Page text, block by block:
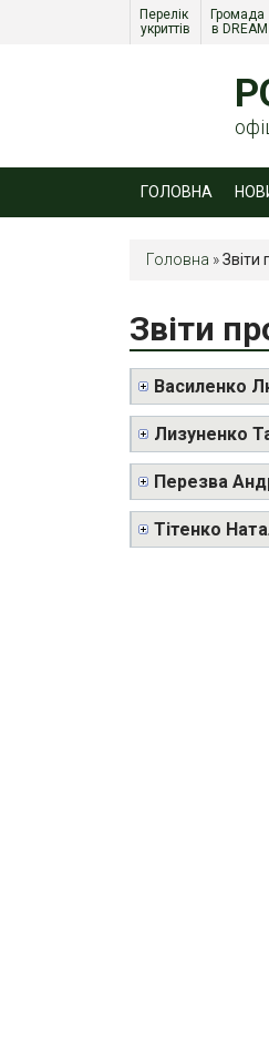
Перелік
укриттів
Громада
в DREAM
ГОЛОВНА
Головна »Звіти
Звіти
Василенко
Лизуненко
Перезва
Тітенко